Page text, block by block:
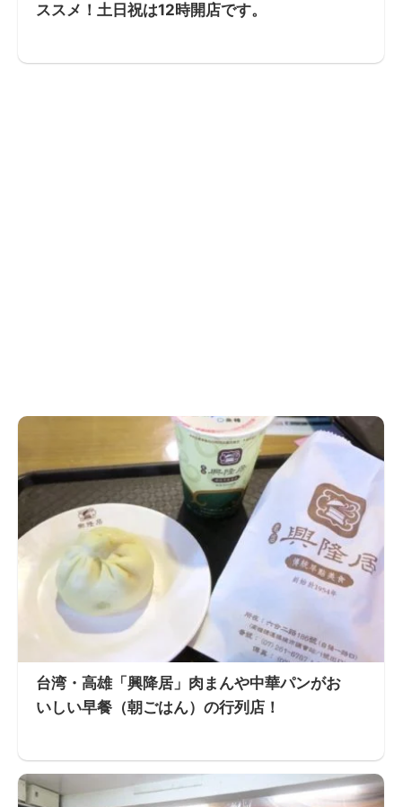
ススメ！土日祝は12時開店です。
台湾・高雄「興降居」肉まんや中華パンがお
いしい早餐（朝ごはん）の行列店！